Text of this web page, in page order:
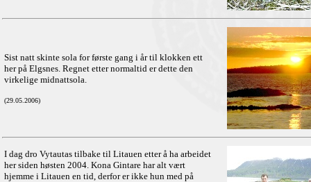
Sist natt skinte sola for første gang i år til klokken ett
her på Elgsnes. Regnet etter normaltid er dette den
virkelige midnattsola.
(29.05.2006)
I dag dro Vytautas tilbake til Litauen etter å ha arbeidet
her siden høsten 2004. Kona Gintare har alt vært
hjemme i Litauen en tid, derfor er ikke hun med på